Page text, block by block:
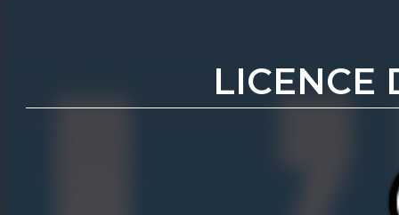
LICENCE